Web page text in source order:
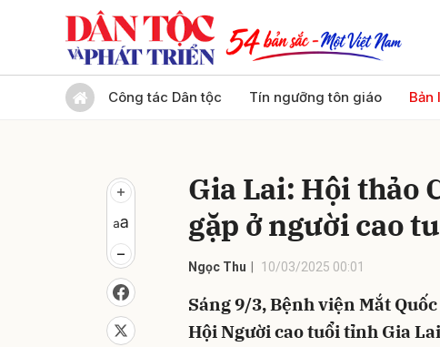
Công tác Dân tộc Tín ngưỡng tôn giáo Bản
Gia Lai: Hội thảo
gặp ở người cao
Ngọc Thu 10/03/2025 00:01
Sáng 9/3, Bệnh viện Mắt
Hội Người cao tuổi tỉnh Gia
Gửi